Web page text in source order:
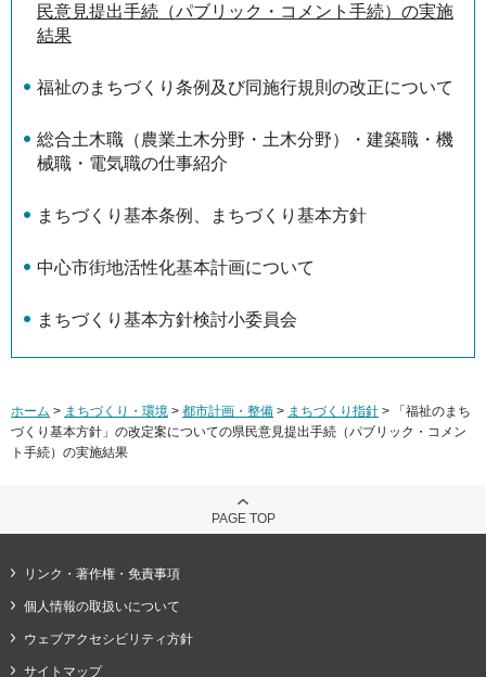
民意見提出手続（パブリック・コメント手続）の実施
結果
福祉のまちづくり条例及び同施行規則の改正について
総合土木職（農業土木分野・土木分野）・建築職・機
械職・電気職の仕事紹介
まちづくり基本条例、まちづくり基本方針
中心市街地活性化基本計画について
まちづくり基本方針検討小委員会
ホーム > まちづくり・環境 > 都市計画・整備 > まちづくり指針 > 「福祉のまち
づくり基本方針」の改定案についての県民意見提出手続（パブリック・コメン
ト手続）の実施結果
PAGE TOP
リンク・著作権・免責事項
個人情報の取扱いについて
ウェブアクセシビリティ方針
サイトマップ